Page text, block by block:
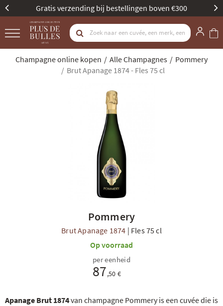
Beste Champagne Specialist door Gault & Millau
Champagne online kopen Alle Champagnes
Pommery
Brut Apanage 1874 - Fles 75 cl
Pommery
Brut Apanage 1874 | Fles 75 cl
Op voorraad
Apanage Brut 1874van champagne Pommery is een cuvée die is
per eenheid
87,50 €